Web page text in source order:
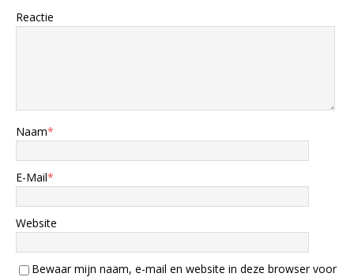
Reactie
Naam*
E-Mail*
Website
Bewaar mijn naam, e-mail en website in deze browser voor